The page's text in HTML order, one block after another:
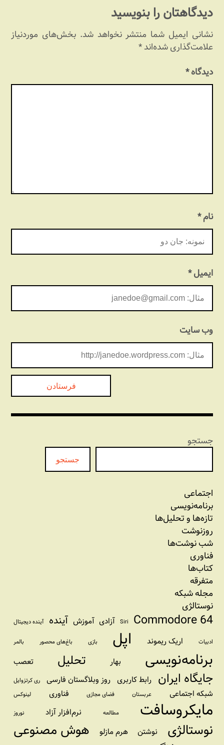
دیدگاهتان را بنویسید
نشانی ایمیل شما منتشر نخواهد شد. بخش‌های موردنیاز
علامت‌گذاری شده‌اند*
دیدگاه*
نام*
ایمیل*
وب‌ سایت
جستجو
جستجو
اجتماعی
برنامه‏‌نویسی
تازه‌‌ها و تحلیل‌ها
روزنوشت
شب نوشت‌ها
فناوری
کتاب‌ها
متفرقه
مجله شبکه
نوستالژی
Commodore 64
Siri آزادی آموزش آینده آینده دیجیتال
ادبیات اریک ریموند اپل بازی باغ‌های محصور بالمر
برنامه‌نویسی بهار تحلیل تعصب
جایگاه ایران رابط کاربری روز وبلاگستان فارسی ری کرتزوایل
شبکه اجتماعی عربستان فضای مجازی فناوری لینوکس
مایکروسافت مطالعه نرم‌افزار آزاد نوروز
نوستالژی نوشتن هرم مازلو هوش مصنوعی